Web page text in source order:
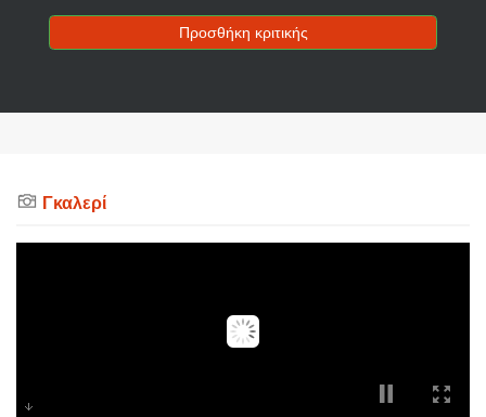
Προσθήκη κριτικής
Γκαλερί